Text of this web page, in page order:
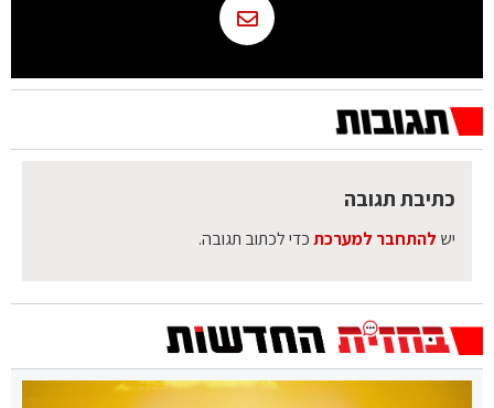
כתיבת תגובה
יש להתחבר למערכתכדי לכתוב תגובה.